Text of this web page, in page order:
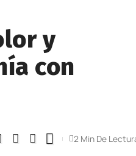
y
con
2 Min De